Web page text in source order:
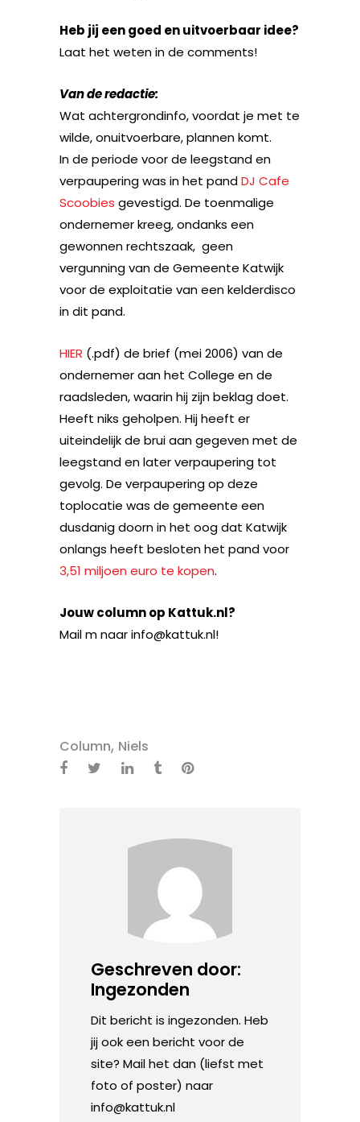
Heb jij een goed en uitvoerbaar idee?
Laat het weten in de comments!
Van de redactie:
Wat achtergrondinfo, voordat je met te
wilde, onuitvoerbare, plannen komt.
In de periode voor de leegstand en
verpaupering was in het pandDJ Cafe
Scoobies gevestigd. De toenmalige
ondernemer kreeg, ondanks een
gewonnen rechtszaak, geen
vergunning van de Gemeente Katwijk
voor de exploitatie van een kelderdisco
in dit pand.
HIER (.pdf) de brief (mei 2006) van de
ondernemer aan het College en de
raadsleden, waarin hij zijn beklag doet.
Heeft niks geholpen. Hij heeft er
uiteindelijk de brui aan gegeven met de
leegstand en later verpaupering tot
gevolg. De verpaupering op deze
toplocatie was de gemeente een
dusdanig doorn in het oog dat Katwijk
onlangs heeft besloten het pand voor
3,51 miljoen euro te kopen.
Jouw column op Kattuk.nl?
Mail m naar info@kattuk.nl!
Column, Niels
Geschreven door:
Ingezonden
Dit bericht is ingezonden. Heb
jij ook een bericht voor de
site? Mail het dan (liefst met
foto of poster) naar
info@kattuk.nl